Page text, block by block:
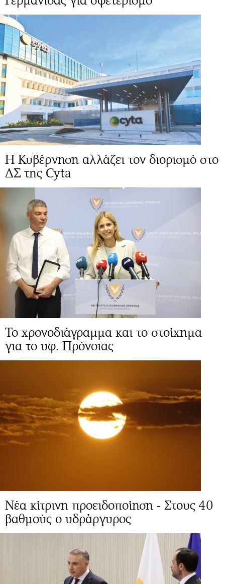
Η Κυβέρνηση αλλάζει τον διορισμό στο
ΔΣ της Cyta
Το χρονοδιάγραμμα και το στοίχημα
για το υφ. Πρόνοιας
Νέα κίτρινη προειδοποίηση - Στους 40
βαθμούς ο υδράργυρος